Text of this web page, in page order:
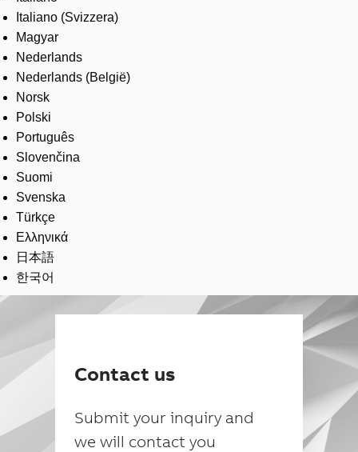
Italiano (Svizzera)
Magyar
Nederlands
Nederlands (België)
Norsk
Polski
Português
Slovenčina
Suomi
Svenska
Türkçe
Ελληνικά
日本語
한국어
Contact us
Submit your inquiry and
we will contact you